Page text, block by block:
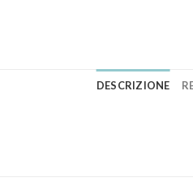
DESCRIZIONE